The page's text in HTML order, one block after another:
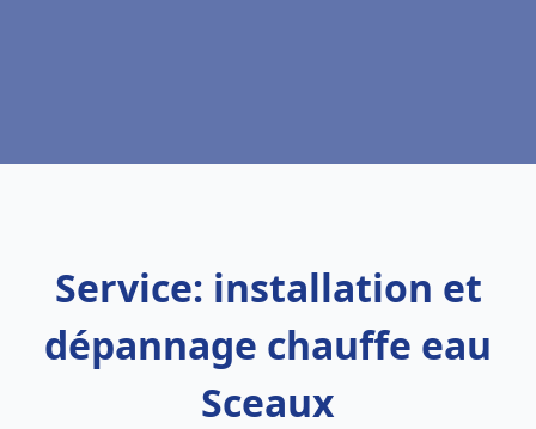
Service: installation et
dépannage chauffe eau
Sceaux